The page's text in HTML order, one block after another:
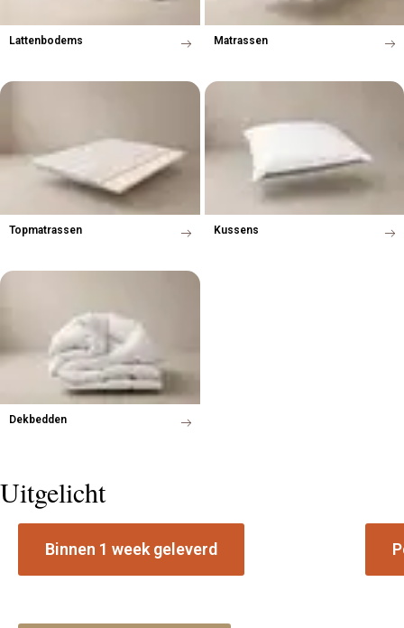
Lattenbodems Matrassen
Topmatrassen Kussens
Dekbedden
Uitgelicht
Binnen 1 week geleverd
Voorraad boxspring collectie